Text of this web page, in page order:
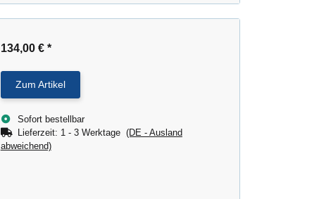
134,00 € *
Zum Artikel
Sofort bestellbar
Lieferzeit: 1 - 3 Werktage (DE - Ausland
abweichend)